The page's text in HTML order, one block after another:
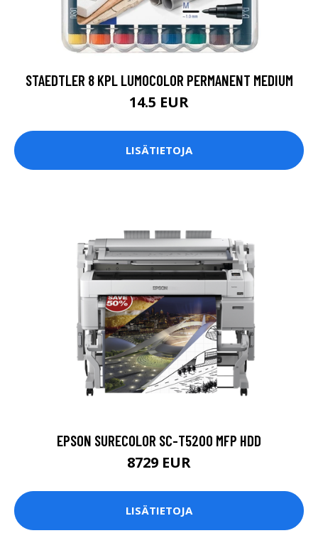
STAEDTLER 8 KPL LUMOCOLOR PERMANENT MEDIUM
14.5 EUR
LISÄTIETOJA
EPSON SURECOLOR SC-T5200 MFP HDD
8729 EUR
LISÄTIETOJA